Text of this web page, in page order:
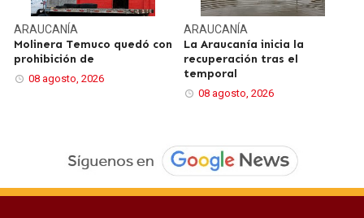
ARAUCANÍA
Molinera Temuco quedó con
prohibición de
08 agosto, 2026
ARAUCANÍA
La Araucanía inicia la
recuperación tras el
temporal
08 agosto, 2026